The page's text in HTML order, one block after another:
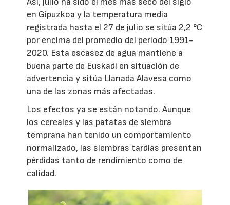
en Gipuzkoa y la temperatura media
registrada hasta el 27 de julio se sitúa 2,2 °C
por encima del promedio del periodo 1991-
2020. Esta escasez de agua mantiene a
buena parte de Euskadi en situación de
advertencia y sitúa Llanada Alavesa como
una de las zonas más afectadas.
Los efectos ya se están notando. Aunque
los cereales y las patatas de siembra
temprana han tenido un comportamiento
normalizado, las siembras tardías presentan
pérdidas tanto de rendimiento como de
calidad.